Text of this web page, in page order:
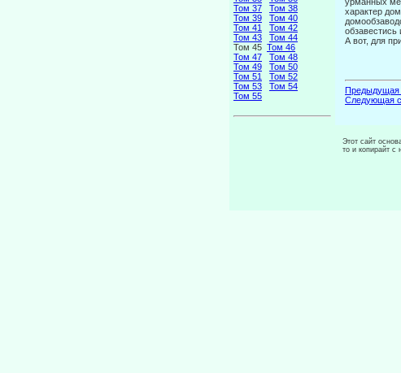
Том 37
Том 38
Том 39
Том 40
Том 41
Том 42
Том 43
Том 44
Том 45 Том 46
Том 47
Том 48
Том 49
Том 50
Том 51
Том 52
Том 53
Том 54
Том 55
характер
обзавестись
А вот, для
Предыдущая
Следующая
Этот сайт
то и копирайт с